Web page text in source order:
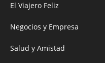
El Viajero Feliz
Negocios y Empresa
Salud y Amistad